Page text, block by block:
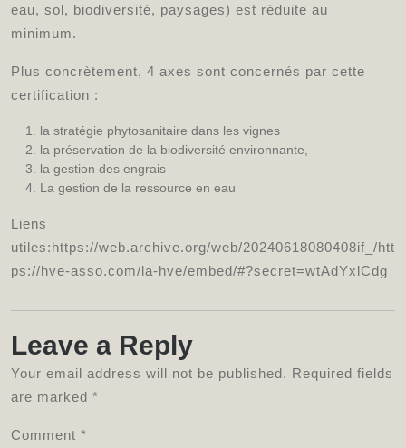
eau, sol, biodiversité, paysages) est réduite au
minimum.
Plus concrètement, 4 axes sont concernés par cette
certification :
la stratégie phytosanitaire dans les vignes
la préservation de la biodiversité environnante,
la gestion des engrais
La gestion de la ressource en eau
Liens
utiles:https://web.archive.org/web/20240618080408if_/htt
ps://hve-asso.com/la-hve/embed/#?secret=wtAdYxlCdg
Leave a Reply
Your email address will not be published. Required fields
are marked *
Comment *